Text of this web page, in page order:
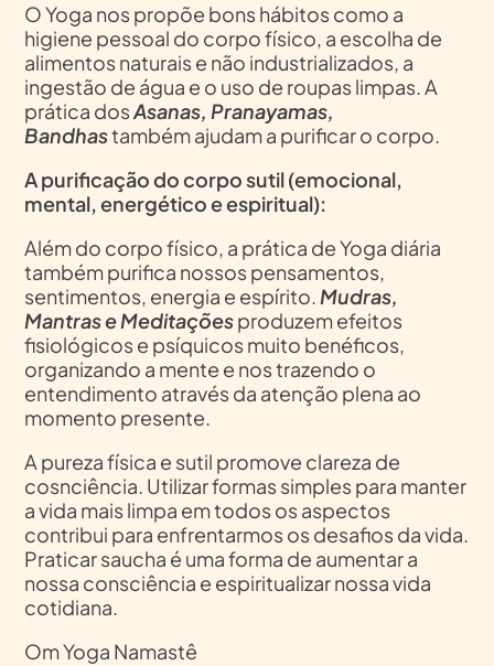
O Yoga nos propõe bons hábitos como a
higiene pessoal do corpo físico, a escolha de
alimentos naturais e não industrializados, a
ingestão de água e o uso de roupas limpas. A
prática dosAsanas, Pranayamas,
Bandhastambém ajudam a purificar o corpo.
A purificação do corpo sutil (emocional,
mental, energético e espiritual):
Além do corpo físico, a prática de Yoga diária
também purifica nossos pensamentos,
sentimentos, energia e espírito. Mudras,
Mantras e Meditaçõesproduzem efeitos
fisiológicos e psíquicos muito benéficos,
organizando a mente e nos trazendo o
entendimento através da atenção plena ao
momento presente.
A pureza física e sutil promove clareza de
cosnciência. Utilizar formas simples para manter
a vida mais limpa em todos os aspectos
contribui para enfrentarmos os desafios da vida.
Praticar saucha é uma forma de aumentar a
nossa consciência e espiritualizar nossa vida
cotidiana.
Om Yoga Namastê